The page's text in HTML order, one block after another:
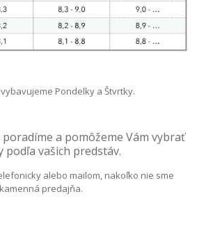
Pondelky a Štvrtky.
a pomôžeme Vám vybrať
podľa vašich predstáv.
alebo mailom, nakoľko nie sme
kamenná predajňa.